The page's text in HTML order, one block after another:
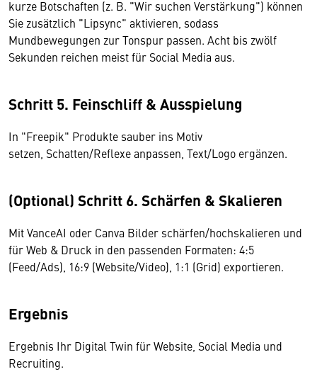
kurze Botschaften (z. B. "Wir suchen Verstärkung") können
Sie zusätzlich "Lipsync" aktivieren, sodass
Mundbewegungen zur Tonspur passen. Acht bis zwölf
Sekunden reichen meist für Social Media aus.
Schritt 5. Feinschliff & Ausspielung
In "Freepik" Produkte sauber ins Motiv
setzen, Schatten/Reflexe anpassen, Text/Logo ergänzen.
(Optional) Schritt 6. Schärfen & Skalieren
Mit VanceAI oder Canva Bilder schärfen/hochskalieren und
für Web & Druck in den passenden Formaten: 4:5
(Feed/Ads), 16:9 (Website/Video), 1:1 (Grid) exportieren.
Ergebnis
Ergebnis Ihr Digital Twin für Website, Social Media und
Recruiting.